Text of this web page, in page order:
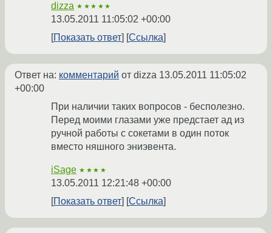
dizza ★★★★★
13.05.2011 11:05:02 +00:00
Показать ответ
Ссылка
Ответ на: комментарий от dizza 13.05.2011 11:05:02
+00:00
При наличии таких вопросов - бесполезно.
Перед моими глазами уже предстает ад из
ручной работы с сокетами в один поток
вместо няшного эниэвента.
iSage ★★★★
13.05.2011 12:21:48 +00:00
Показать ответ
Ссылка